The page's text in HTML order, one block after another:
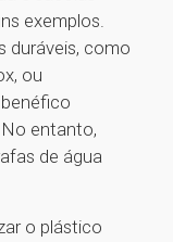
exemplos.
duráveis, como
ou
entanto,
de água
o plástico